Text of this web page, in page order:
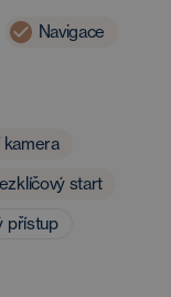
Navigace
kamera
start
přístup